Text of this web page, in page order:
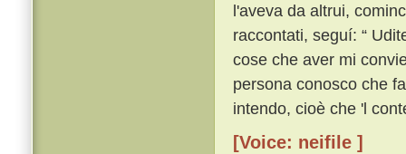
l'aveva da altrui,
raccontati, seguí: “
cose che aver mi
persona conosco che
intendo, cioè che 'l
[Voice: neifile ]